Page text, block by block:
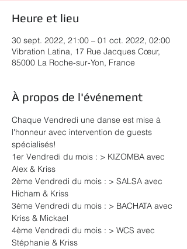
Heure et lieu
30 sept. 2022, 21:00 – 01 oct. 2022, 02:00
Vibration Latina, 17 Rue Jacques Cœur,
85000 La Roche-sur-Yon, France
À propos de l'événement
Chaque Vendredi une danse est mise à
l'honneur avec intervention de guests
spécialisés!
1er Vendredi du mois : > KIZOMBA avec
Alex & Kriss
2ème Vendredi du mois : > SALSA avec
Hicham & Kriss
3ème Vendredi du mois : > BACHATA avec
Kriss & Mickael
4ème Vendredi du mois : > WCS avec
Stéphanie & Kriss